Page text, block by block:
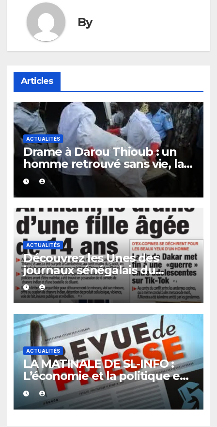
By
Articles
ACTUALITÉS
Drame à Darou Thioub : un
homme retrouvé sans vie, la
présence de traces de sang
alimente les premières
investigations.
ACTUALITÉS
Découvrez les Unes des
journaux sénégalais du
vendredi 07 août 2026
ACTUALITÉS
LA MATINALE DE SL-INFO :
L’économie et la politique en
vedette